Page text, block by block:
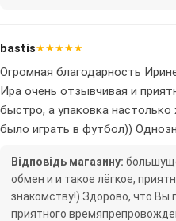
bastis★★★★★
Огромная благодарность
Ира очень отзывчивая и
быстро, а упаковка
было играть в футбол))
Відповідь магазину:
обмен и и такое лёгкое,
знакомству!).Здорово, что
приятного